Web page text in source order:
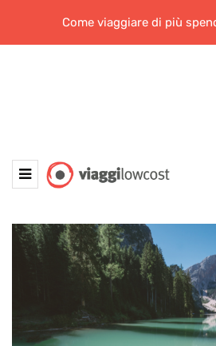
Come viaggiare di più